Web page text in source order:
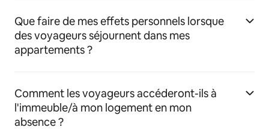
Que faire de mes effets personnels lorsque
des voyageurs séjournent dans mes
appartements ?
Comment les voyageurs accéderont-ils à
l'immeuble/à mon logement en mon
absence ?